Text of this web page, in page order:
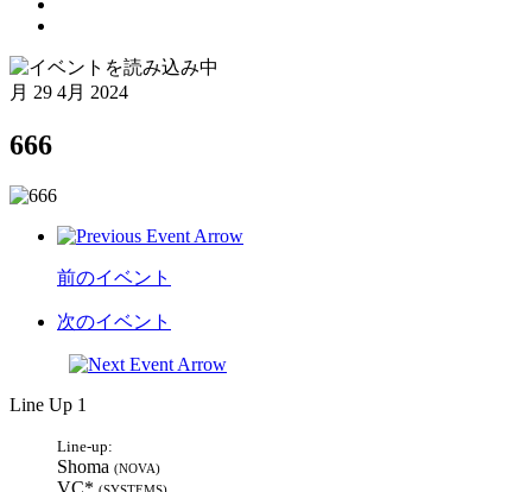
月 29 4月 2024
666
前のイベント
次のイベント
Line Up 1
Line-up:
Shoma (NOVA)
VC*